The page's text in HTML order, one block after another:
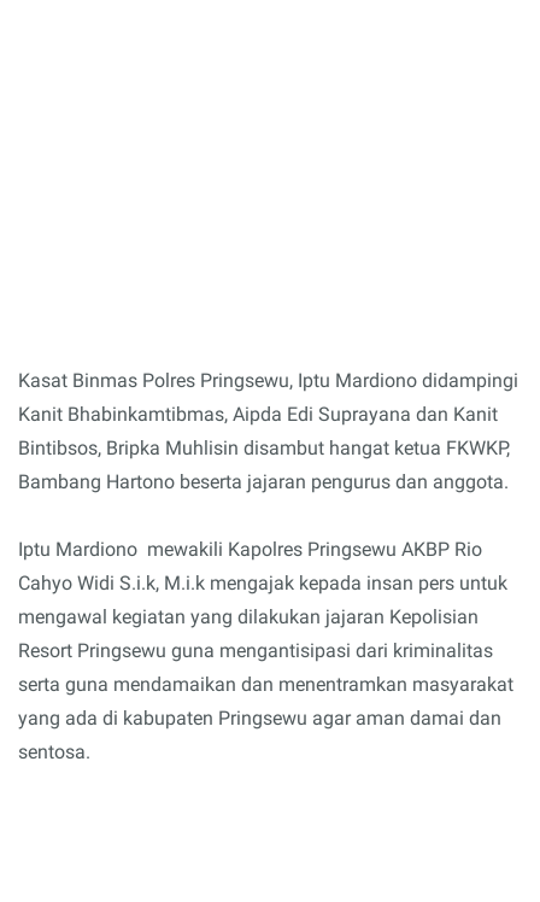
Kasat Binmas Polres Pringsewu, Iptu Mardiono didampingi
Kanit Bhabinkamtibmas, Aipda Edi Suprayana dan Kanit
Bintibsos, Bripka Muhlisin disambut hangat ketua FKWKP,
Bambang Hartono beserta jajaran pengurus dan anggota.
Iptu Mardiono mewakili Kapolres Pringsewu AKBP Rio
Cahyo Widi S.i.k, M.i.k mengajak kepada insan pers untuk
mengawal kegiatan yang dilakukan jajaran Kepolisian
Resort Pringsewu guna mengantisipasi dari kriminalitas
serta guna mendamaikan dan menentramkan masyarakat
yang ada di kabupaten Pringsewu agar aman damai dan
sentosa.